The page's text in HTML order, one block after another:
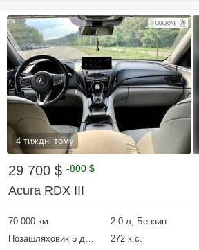
4 тиждні тому
29 700 $ -800 $
Acura RDX III
70 000 км 2.0 л, Бензин
Позашляховик 5 дверей
272 к.с.